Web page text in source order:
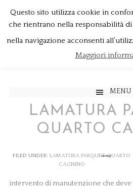
MENU
LAMATURA
QUARTO
FILED UNDER:LAMATURA PARQUET QUARTO
CAGNINO
intervento di manutenzione che deve
Questo sito utilizza cookie in
che rientrano nella responsabilità
nella navigazione acconsenti
Maggiori